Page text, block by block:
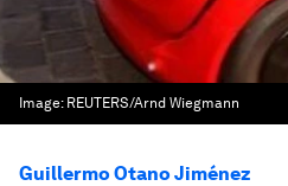
Image: REUTERS/Arnd Wiegmann
Guillermo Otano Jiménez